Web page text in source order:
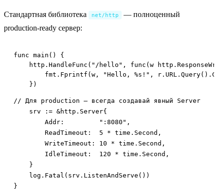
Стандартная библиотека net/http
— полноценный
production-ready сервер:
func main() {
http.HandleFunc("/hello", func(w
fmt.Fprintf(w, "Hello, %s!",
// Для production — всегда создавай явный Server
    srv := &http.Server{
        Addr:         ":8080",
        ReadTimeout:  5 * time.Second,
        WriteTimeout: 10 * time.Second,
        IdleTimeout:  120 * time.Second,
    }
    log.Fatal(srv.ListenAndServe())
}